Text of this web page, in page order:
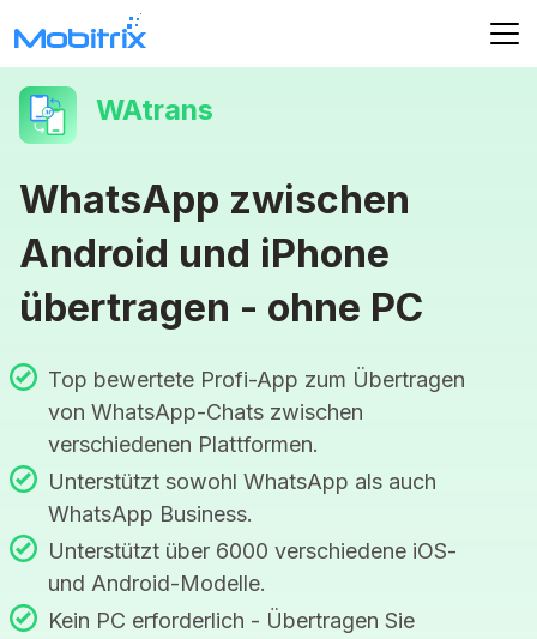
WAtrans
WhatsApp zwischen
Android und iPhone
übertragen - ohne PC
Top bewertete Profi-App zum Übertragen
von WhatsApp-Chats zwischen
verschiedenen Plattformen.
Unterstützt sowohl WhatsApp als auch
WhatsApp Business.
Unterstützt über 6000 verschiedene iOS-
und Android-Modelle.
Kein PC erforderlich - Übertragen Sie